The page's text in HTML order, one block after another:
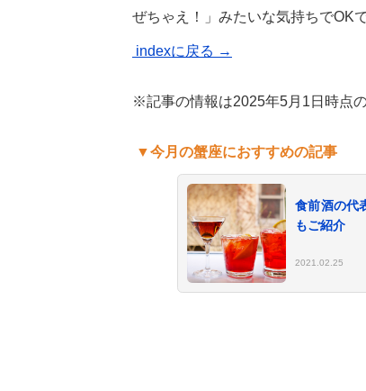
ぜちゃえ！」みたいな気持ちでOKで
indexに戻る →
※記事の情報は2025年5月1日時点の
▼今月の蟹座におすすめの記事
食前酒の代
もご紹介
2021.02.25